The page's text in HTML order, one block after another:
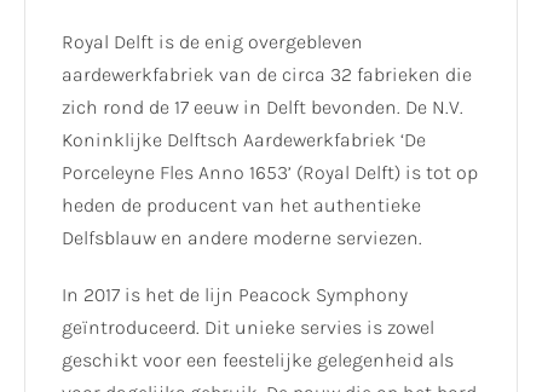
Royal Delft is de enig overgebleven
aardewerkfabriek van de circa 32 fabrieken die
zich rond de 17 eeuw in Delft bevonden. De N.V.
Koninklijke Delftsch Aardewerkfabriek ‘De
Porceleyne Fles Anno 1653’ (Royal Delft) is tot op
heden de producent van het authentieke
Delfsblauw en andere moderne serviezen.
In 2017 is het de lijn Peacock Symphony
geïntroduceerd. Dit unieke servies is zowel
geschikt voor een feestelijke gelegenheid als